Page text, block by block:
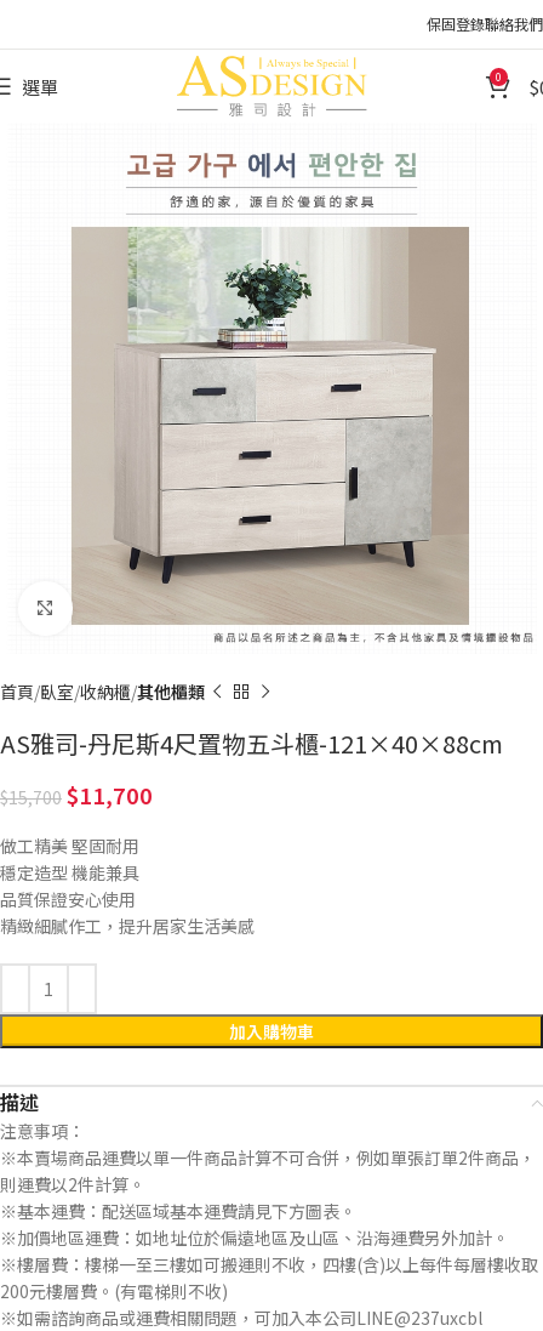
保固登錄聯絡我們
選單 0
Click to enlarge
首頁 臥室 收納櫃 其他櫃類
AS雅司-丹尼斯4尺置物五斗櫃-121×40×88cm
15,700 11,700
做工精美 堅固耐用
穩定造型 機能兼具
品質保證安心使用
精緻細膩作工，提升居家生活美感
加入購物車
描述
注意事項：
※本賣場商品運費以單一件商品計算不可合併，例如單張訂單2件商品，
則運費以2件計算。
※基本運費：配送區域基本運費請見下方圖表。
※加價地區運費：如地址位於偏遠地區及山區、沿海運費另外加計。
※樓層費：樓梯一至三樓如可搬運則不收，四樓(含)以上每件每層樓收取
200元樓層費。(有電梯則不收)
※如需諮詢商品或運費相關問題，可加入本公司LINE@237uxcbl